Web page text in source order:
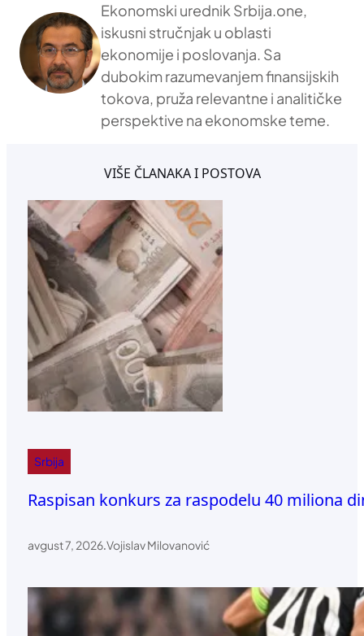
Ekonomski urednik Srbija.one,
iskusni stručnjak u oblasti
ekonomije i poslovanja. Sa
dubokim razumevanjem finansijskih
tokova, pruža relevantne i analitičke
perspektive na ekonomske teme.
VIŠE ČLANAKA I POSTOVA
Srbija
Raspisan konkurs za raspodelu 40 miliona
avgust 7, 2026.Vojislav Milovanović